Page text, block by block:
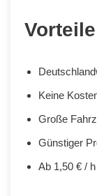
Keine
Große
Günstiger
Ab 1,50 € / h